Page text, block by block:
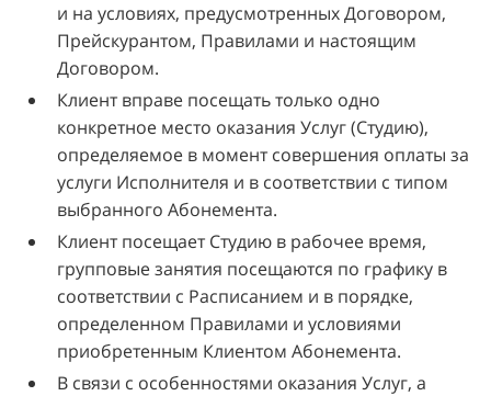
и на условиях, предусмотренных Договором,
Прейскурантом, Правилами и настоящим
Договором.
Клиент вправе посещать только одно
конкретное место оказания Услуг (Студию),
определяемое в момент совершения оплаты за
услуги Исполнителя и в соответствии с типом
выбранного Абонемента.
Клиент посещает Студию в рабочее время,
групповые занятия посещаются по графику в
соответствии с Расписанием и в порядке,
определенном Правилами и условиями
приобретенным Клиентом Абонемента.
В связи с особенностями оказания Услуг, а